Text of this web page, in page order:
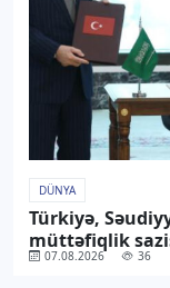
DÜNYA
Türkiyə,
müttəfiqlik
07.08.2026 36